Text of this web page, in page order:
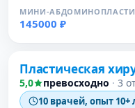
МИНИ-
145000 ₽
Пластическая
5,0 превосходно · 3
10 врачей, опыт 10+